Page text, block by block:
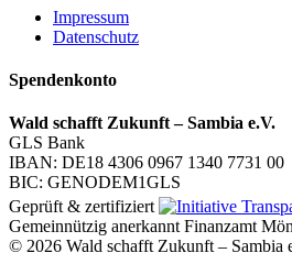
Impressum
Datenschutz
Spendenkonto
Wald schafft Zukunft – Sambia e.V.
GLS Bank
IBAN: DE18 4306 0967 1340 7731 00
BIC: GENODEM1GLS
Geprüft & zertifiziert
Gemeinnützig anerkannt Finanzamt
© 2026 Wald schafft Zukunft – Sambia